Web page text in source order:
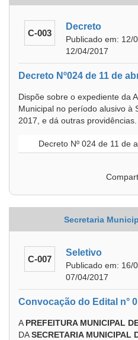
C-003
Decreto
Publicado em: 12/
12/04/2017
Decreto Nº024 de 11 de
Dispõe sobre o expediente da
Municipal no período alusivo à
2017, e dá outras providências.
Decreto Nº 024 de 11 de
Secretaria
C-007
Seletivo
Publicado em: 16/
07/04/2017
Convocação do Edital n°
A PREFEITURA MUNICIPAL
DASECRETARIA MUNICIPAL